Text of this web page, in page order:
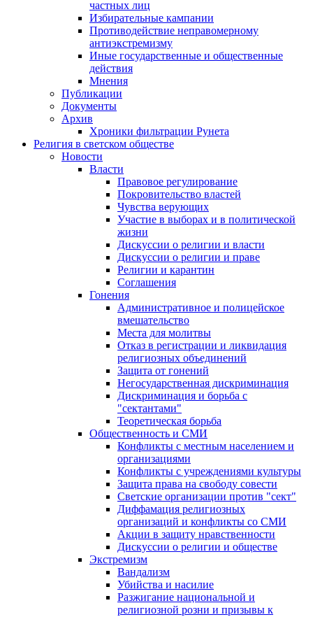
частных лиц
Избирательные кампании
Противодействие неправомерному
антиэкстремизму
Иные государственные и общественные
действия
Мнения
Публикации
Документы
Архив
Хроники фильтрации Рунета
Религия в светском обществе
Новости
Власти
Правовое регулирование
Покровительство властей
Чувства верующих
Участие в выборах и в политической
жизни
Дискуссии о религии и власти
Дискуссии о религии и праве
Религии и карантин
Соглашения
Гонения
Административное и полицейское
вмешательство
Места для молитвы
Отказ в регистрации и ликвидация
религиозных объединений
Защита от гонений
Негосударственная дискриминация
Дискриминация и борьба с
"сектантами"
Теоретическая борьба
Общественность и СМИ
Конфликты с местным населением и
организациями
Конфликты с учреждениями культуры
Защита права на свободу совести
Светские организации против "сект"
Диффамация религиозных
организаций и конфликты со СМИ
Акции в защиту нравственности
Дискуссии о религии и обществе
Экстремизм
Вандализм
Убийства и насилие
Разжигание национальной и
религиозной розни и призывы к